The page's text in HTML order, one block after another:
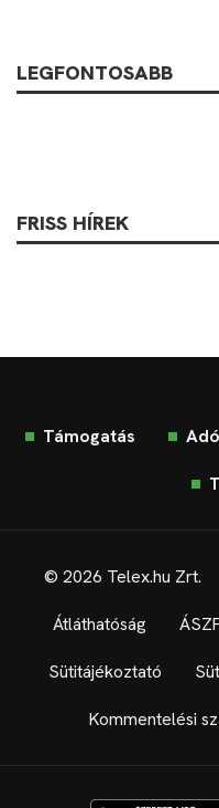
LEGFONTOSABB
FRISS HÍREK
Támogatás
© 2026 Telex.hu Zrt.
Átláthatóság
Sütitájékoztató
Kommentelési